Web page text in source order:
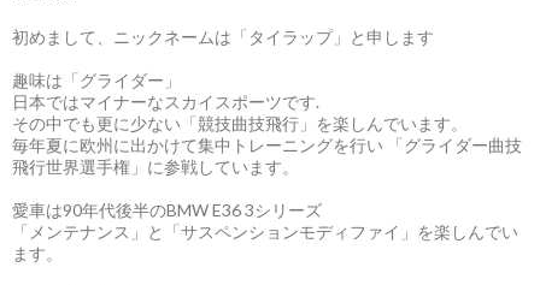
初めまして、ニックネームは「タイラップ」と申します
趣味は「グライダー」
日本ではマイナーなスカイスポーツです.
その中でも更に少ない「競技曲技飛行」を楽しんでいます。
毎年夏に欧州に出かけて集中トレーニングを行い 「グライダー曲技
飛行世界選手権」に参戦しています。
愛車は90年代後半のBMW E36 3シリーズ
「メンテナンス」と「サスペンションモディファイ」を楽しんでい
ます。